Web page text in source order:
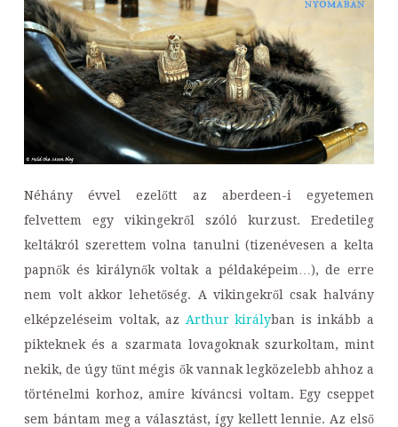
Néhány évvel ezelőtt az aberdeen-i egyetemen
felvettem egy vikingekről szóló kurzust. Eredetileg
keltákról szerettem volna tanulni (tizenévesen a kelta
papnők és királynők voltak a példaképeim…), de erre
nem volt akkor lehetőség. A vikingekről csak halvány
elképzeléseim voltak, az Arthur királyban is inkább a
pikteknek és a szarmata lovagoknak szurkoltam, mint
nekik, de úgy tűnt mégis ők vannak legközelebb ahhoz a
történelmi korhoz, amire kíváncsi voltam. Egy cseppet
sem bántam meg a választást, így kellett lennie. Az első